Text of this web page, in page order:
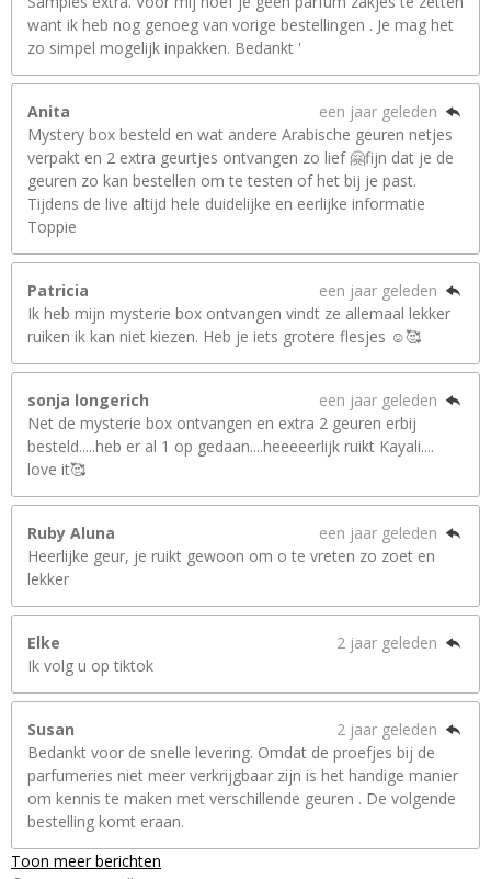
want ik heb nog genoeg van vorige bestellingen . Je mag het
zo simpel mogelijk inpakken. Bedankt '
Anita
een jaar geleden
Mystery box besteld en wat andere Arabische geuren netjes
verpakt en 2 extra geurtjes ontvangen zo lief 🤗fijn dat je de
geuren zo kan bestellen om te testen of het bij je past.
Tijdens de live altijd hele duidelijke en eerlijke informatie
Toppie
Patricia
een jaar geleden
Ik heb mijn mysterie box ontvangen vindt ze allemaal lekker
ruiken ik kan niet kiezen. Heb je iets grotere flesjes ☺️🥰
sonja longerich
een jaar geleden
Net de mysterie box ontvangen en extra 2 geuren erbij
besteld.....heb er al 1 op gedaan....heeeeerlijk ruikt Kayali....
love it🥰
Ruby Aluna
een jaar geleden
Heerlijke geur, je ruikt gewoon om o te vreten zo zoet en
lekker
Elke
2 jaar geleden
Ik volg u op tiktok
Susan
2 jaar geleden
Bedankt voor de snelle levering. Omdat de proefjes bij de
parfumeries niet meer verkrijgbaar zijn is het handige manier
om kennis te maken met verschillende geuren . De volgende
bestelling komt eraan.
Toon meer berichten